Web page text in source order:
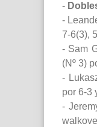
-
-
7-6(3),
- Sam
(Nº 3)
-
por 6-3
-